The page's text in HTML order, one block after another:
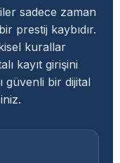
sadece zaman
prestij kaybıdır.
kurallar
kayıt girişini
güvenli bir dijital